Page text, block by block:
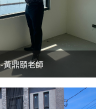
黃鼎頤老師